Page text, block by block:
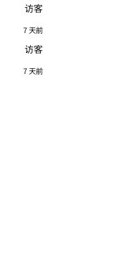
访客
7 天前
访客
7 天前